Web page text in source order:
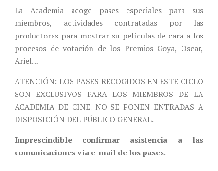
La Academia acoge pases especiales para sus
miembros, actividades contratadas por las
productoras para mostrar su películas de cara a los
procesos de votación de los Premios Goya, Oscar,
Ariel…
ATENCIÓN: LOS PASES RECOGIDOS EN ESTE CICLO
SON EXCLUSIVOS PARA LOS MIEMBROS DE LA
ACADEMIA DE CINE. NO SE PONEN ENTRADAS A
DISPOSICIÓN DEL PÚBLICO GENERAL.
Imprescindible confirmar asistencia a las
comunicaciones vía e-mail de los pases.